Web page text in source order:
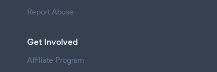
Report Abuse
Get Involved
Affiliate Program